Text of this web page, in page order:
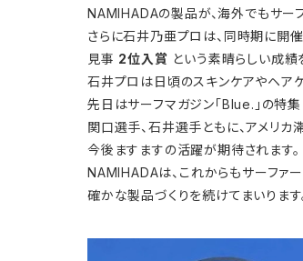
NAMIHADAの製品が、海外でもサー
さらに石井乃亜プロは、同時期に開
見事 2位入賞 という素晴らしい成績
石井プロは日頃のスキンケアやヘア
先日はサーフマガジン「Blue.」の特集
関口選手、石井選手ともに、アメリ
今後ますますの活躍が期待されます。
NAMIHADAは、これからもサーファー
確かな製品づくりを続けてまいります